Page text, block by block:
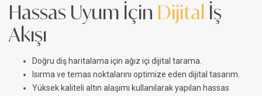
Hassas Uyum İçin Dijital İş
Akışı
Doğru diş haritalama için ağız içi dijital tarama.
Isırma ve temas noktalarını optimize eden dijital tasarım.
Yüksek kaliteli altın alaşımı kullanılarak yapılan hassas